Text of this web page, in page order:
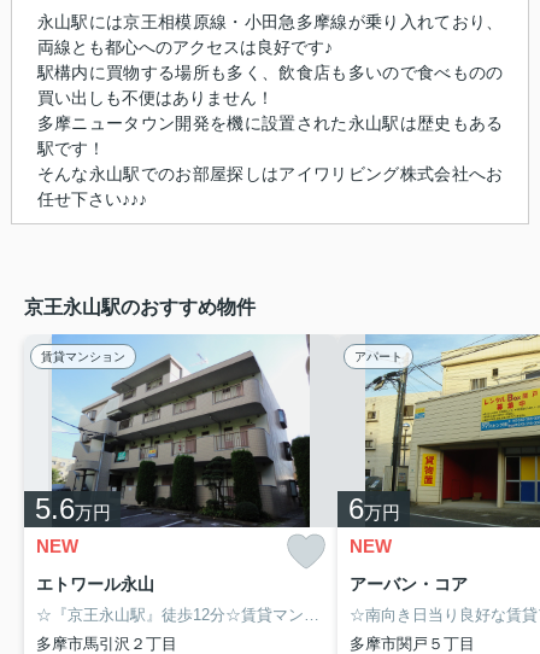
永山駅には京王相模原線・小田急多摩線が乗り入れており、
両線とも都心へのアクセスは良好です♪
駅構内に買物する場所も多く、飲食店も多いので食べものの
買い出しも不便はありません！
多摩ニュータウン開発を機に設置された永山駅は歴史もある
駅です！
そんな永山駅でのお部屋探しはアイワリビング株式会社へお
任せ下さい♪♪♪
京王永山駅のおすすめ物件
賃貸マンション
5.6万円
NEW
エトワール永山
多摩市馬引沢２丁目
アパート
6万円
NEW
アーバン・コア
多摩市関戸５丁目